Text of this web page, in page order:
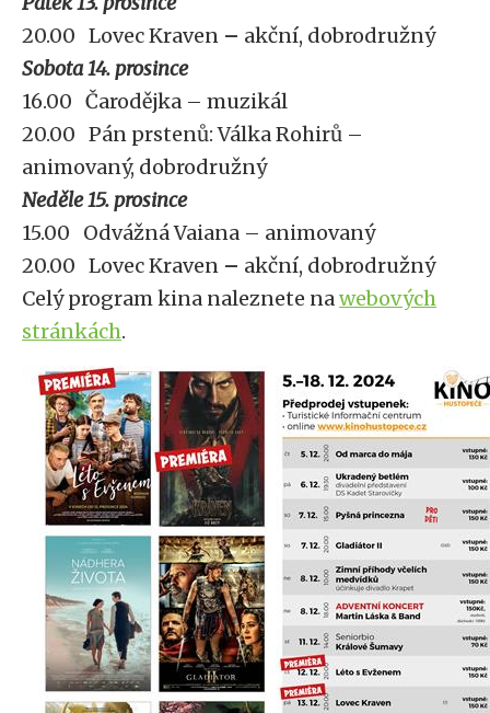
20.00 Lovec Kraven – akční, dobrodružný
Sobota 14. prosince
16.00 Čarodějka – muzikál
20.00 Pán prstenů: Válka Rohirů –
animovaný, dobrodružný
Neděle 15. prosince
15.00 Odvážná Vaiana – animovaný
20.00 Lovec Kraven – akční, dobrodružný
Celý program kina naleznete nawebových
stránkách.